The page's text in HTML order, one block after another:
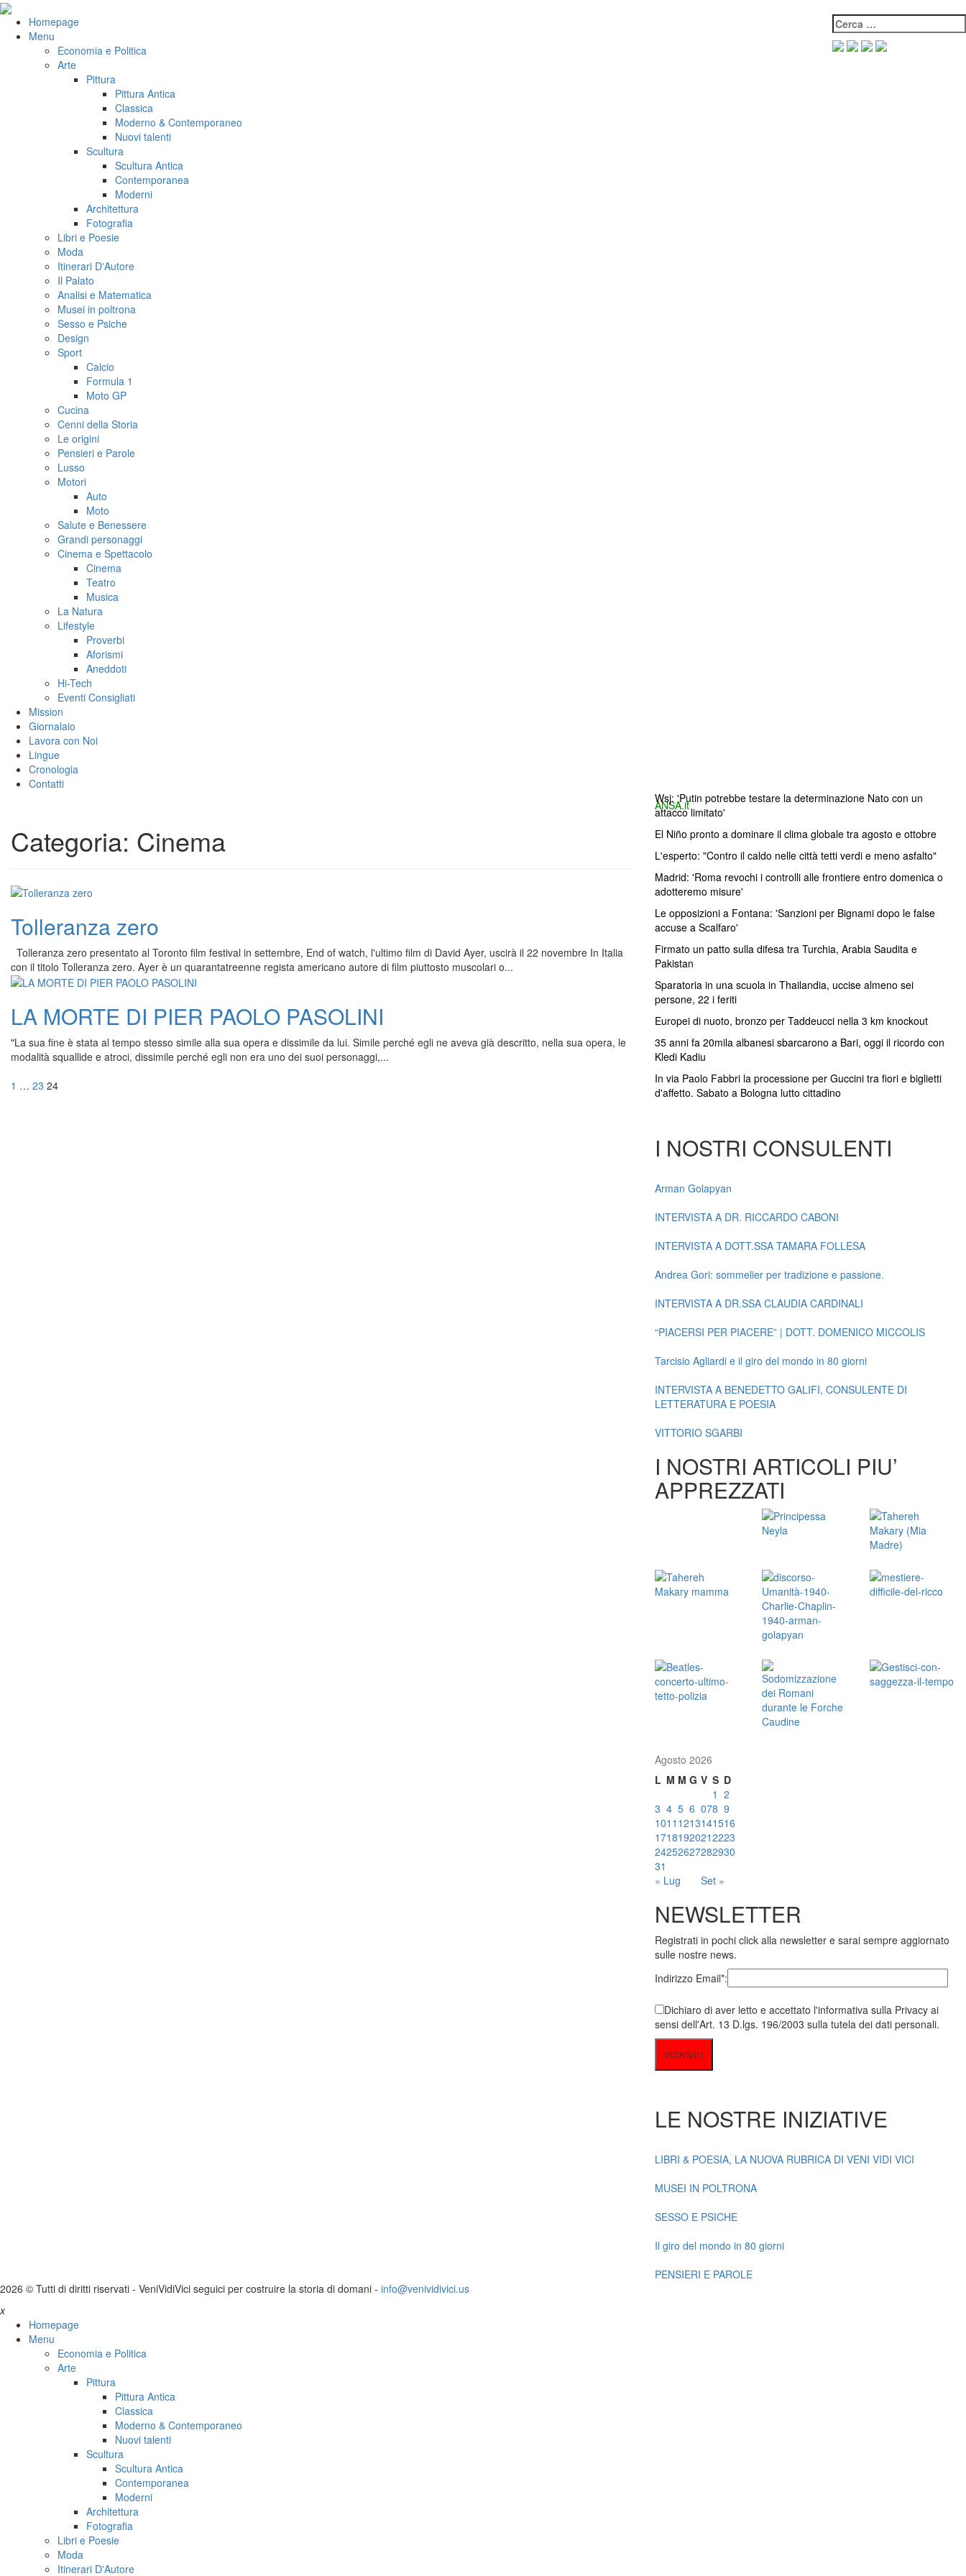
Salta
contenuto
VeniVidiVici Cerca:
Homepage
Menu
Economia e Politica
Arte
Pittura
Pittura Antica
Classica
Moderno & Contemporaneo
Nuovi talenti
Scultura
Scultura Antica
Contemporanea
Moderni
Architettura
Fotografia
Libri e Poesie
Moda
Itinerari D'Autore
Il Palato
Analisi e Matematica
Musei in poltrona
Sesso e Psiche
Design
Sport
Calcio
Formula 1
Moto GP
Cucina
Cenni della Storia
Le origini
Pensieri e Parole
Lusso
Motori
Auto
Moto
Salute e Benessere
Grandi personaggi
Cinema e Spettacolo
Cinema
Teatro
Musica
La Natura
Lifestyle
Proverbi
Aforismi
Aneddoti
Hi-Tech
Eventi Consigliati
Mission
Giornalaio
Lavora con Noi
Lingue
Cronologia
Contatti
Categoria: Cinema
Tolleranza zero
Tolleranza zero presentato al Toronto film festival in settembre, End of watch, l'ultimo film di David Ayer, uscirà il 22 novembre In Italia
con il titolo Tolleranza zero. Ayer è un quarantatreenne regista americano autore di film piuttosto muscolari o...
LA MORTE DI PIER PAOLO PASOLINI
"La sua fine è stata al tempo stesso simile alla sua opera e dissimile da lui. Simile perché egli ne aveva già descritto, nella sua opera, le
modalità squallide e atroci, dissimile perché egli non era uno dei suoi personaggi,...
Navigazione
Pagina
1 … Pagina
23 Pagina
24
ANSA.it
Wsj: 'Putin potrebbe testare la determinazione Nato con un
attacco limitato'
El Niño pronto a dominare il clima globale tra agosto e ottobre
L'esperto: "Contro il caldo nelle città tetti verdi e meno asfalto"
Madrid: 'Roma revochi i controlli alle frontiere entro domenica o
adotteremo misure'
Le opposizioni a Fontana: 'Sanzioni per Bignami dopo le false
accuse a Scalfaro'
Firmato un patto sulla difesa tra Turchia, Arabia Saudita e
Pakistan
Sparatoria in una scuola in Thailandia, uccise almeno sei
persone, 22 i feriti
Europei di nuoto, bronzo per Taddeucci nella 3 km knockout
35 anni fa 20mila albanesi sbarcarono a Bari, oggi il ricordo con
Kledi Kadiu
In via Paolo Fabbri la processione per Guccini tra fiori e biglietti
d'affetto. Sabato a Bologna lutto cittadino
I NOSTRI CONSULENTI
Arman Golapyan
INTERVISTA A DR. RICCARDO CABONI
INTERVISTA A DOTT.SSA TAMARA FOLLESA
Andrea Gori: sommelier per tradizione e passione.
INTERVISTA A DR.SSA CLAUDIA CARDINALI
“PIACERSI PER PIACERE” | DOTT. DOMENICO MICCOLIS
Tarcisio Agliardi e il giro del mondo in 80 giorni
INTERVISTA A BENEDETTO GALIFI, CONSULENTE DI
LETTERATURA E POESIA
VITTORIO SGARBI
I NOSTRI ARTICOLI PIU’
APPREZZATI
Agosto 2026
L M M G V S D
« Lug Set »
1 2
3 4 5 6 078 9
1011 1213141516
17181920212223
24252627282930
31
NEWSLETTER
Registrati in pochi click alla newsletter e sarai sempre aggiornato
sulle nostre news.
Indirizzo Email*:
Dichiaro di aver letto e accettato l'informativa sulla Privacy ai
sensi dell'Art. 13 D.lgs. 196/2003 sulla tutela dei dati personali.
LE NOSTRE INIZIATIVE
LIBRI & POESIA, LA NUOVA RUBRICA DI VENI VIDI VICI
MUSEI IN POLTRONA
SESSO E PSICHE
Il giro del mondo in 80 giorni
PENSIERI E PAROLE
2026 © Tutti di diritti riservati - VeniVidiVici seguici per costruire la storia di domani - info@venividivici.us
x
Homepage
Menu
Economia e Politica
Arte
Pittura
Pittura Antica
Classica
Moderno & Contemporaneo
Nuovi talenti
Scultura
Scultura Antica
Contemporanea
Moderni
Architettura
Fotografia
Libri e Poesie
Moda
Itinerari D'Autore